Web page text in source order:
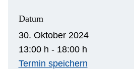
Datum
30. Oktober 2024
13:00 h - 18:00 h
Termin speichern